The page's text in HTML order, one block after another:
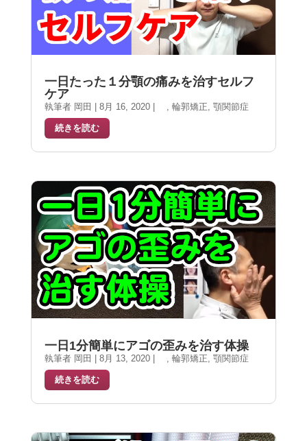
一日たった１分顎の痛みを治すセルフ
ケア
執筆者 岡田 8月 16, 2020| 輪郭矯正 顎関節症
続きを読む
一日1分簡単にアゴの歪みを治す体操
執筆者 岡田 | 8月 13, 2020| 輪郭矯正 顎関節症
続きを読む